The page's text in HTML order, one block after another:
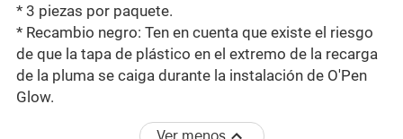
* 3 piezas por paquete.
* Recambio negro: Ten en cuenta que existe el riesgo
de que la tapa de plástico en el extremo de la recarga
de la pluma se caiga durante la instalación de O'Pen
Glow.